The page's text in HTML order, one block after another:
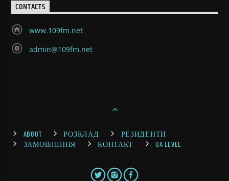
CONTACTS
www.109fm.net
admin@109fm.net
ABOUT РОЗКЛАД
РЕЗИДЕНТИ
ЗАМОВЛЕННЯ
КОНТАКТ UA LEVEL